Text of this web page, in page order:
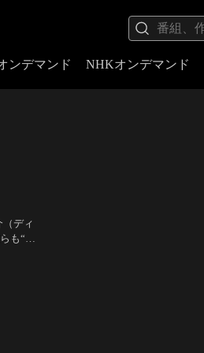
ンデマンド NHKオンデマンド
ディ
も“ち